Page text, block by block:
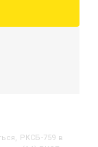
РКСБ-759 в